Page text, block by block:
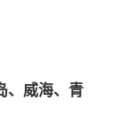
、威海、青